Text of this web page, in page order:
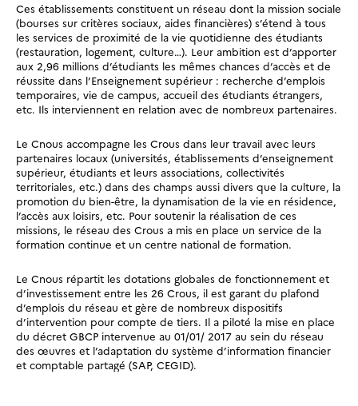
Ces établissements constituent un réseau dont la mission sociale
(bourses sur critères sociaux, aides financières) s’étend à tous
les services de proximité de la vie quotidienne des étudiants
(restauration, logement, culture…). Leur ambition est d’apporter
aux 2,96 millions d’étudiants les mêmes chances d’accès et de
réussite dans l’Enseignement supérieur : recherche d’emplois
temporaires, vie de campus, accueil des étudiants étrangers,
etc. Ils interviennent en relation avec de nombreux partenaires.
Le Cnous accompagne les Crous dans leur travail avec leurs
partenaires locaux (universités, établissements d’enseignement
supérieur, étudiants et leurs associations, collectivités
territoriales, etc.) dans des champs aussi divers que la culture, la
promotion du bien-être, la dynamisation de la vie en résidence,
l’accès aux loisirs, etc. Pour soutenir la réalisation de ces
missions, le réseau des Crous a mis en place un service de la
formation continue et un centre national de formation.
Le Cnous répartit les dotations globales de fonctionnement et
d’investissement entre les 26 Crous, il est garant du plafond
d’emplois du réseau et gère de nombreux dispositifs
d’intervention pour compte de tiers. Il a piloté la mise en place
du décret GBCP intervenue au 01/01/ 2017 au sein du réseau
des œuvres et l’adaptation du système d’information financier
et comptable partagé (SAP, CEGID).